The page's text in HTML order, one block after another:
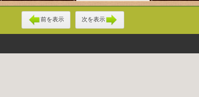
前を表示 次を表示